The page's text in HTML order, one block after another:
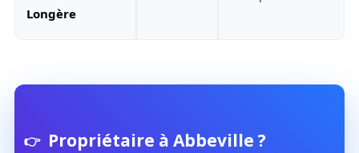
Longère
Propriétaire à Abbeville ?